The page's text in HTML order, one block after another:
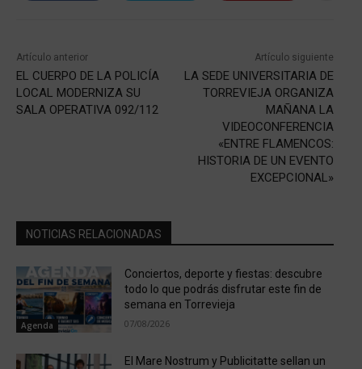
Artículo anterior
EL CUERPO DE LA POLICÍA
LOCAL MODERNIZA SU
SALA OPERATIVA 092/112
Artículo siguiente
LA SEDE UNIVERSITARIA DE
TORREVIEJA ORGANIZA
MAÑANA LA
VIDEOCONFERENCIA
«ENTRE FLAMENCOS:
HISTORIA DE UN EVENTO
EXCEPCIONAL»
NOTICIAS RELACIONADAS
Agenda
Conciertos, deporte y fiestas: descubre
todo lo que podrás disfrutar este fin de
semana en Torrevieja
07/08/2026
El Mare Nostrum y Publicitatte sellan un